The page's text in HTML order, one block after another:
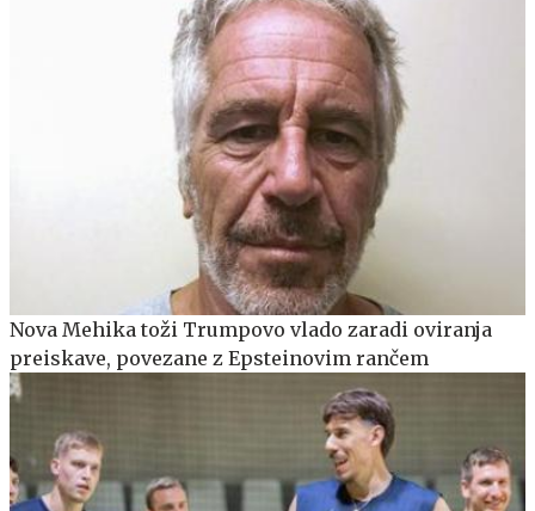
Nova Mehika toži Trumpovo vlado zaradi oviranja
preiskave, povezane z Epsteinovim rančem